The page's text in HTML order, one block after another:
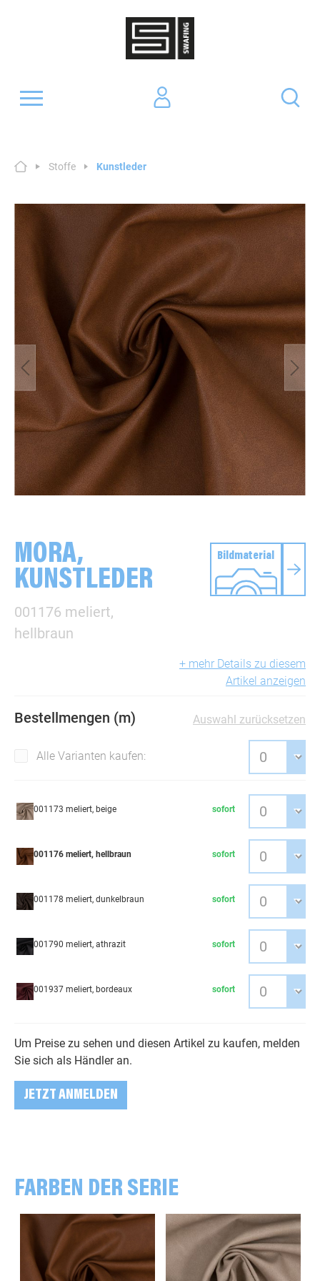
Stoffe Kunstleder
MORA,
KUNSTLEDER
001176 meliert,
hellbraun
Bildmaterial
+ mehr Details zu diesem
Artikel anzeigen
Bestellmengen (m) Auswahl zurücksetzen
Alle Varianten kaufen:
001173 meliert, beige sofort
001176 meliert, hellbraun sofort
001178 meliert, dunkelbraun sofort
001790 meliert, athrazit sofort
001937 meliert, bordeaux sofort
Um Preise zu sehen und diesen Artikel zu kaufen, melden
Sie sich als Händler an.
JETZT ANMELDEN
FARBEN DER SERIE